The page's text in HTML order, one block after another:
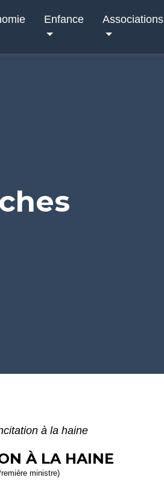
Enfance Associations
à la haine
À LA HAINE
ministre)